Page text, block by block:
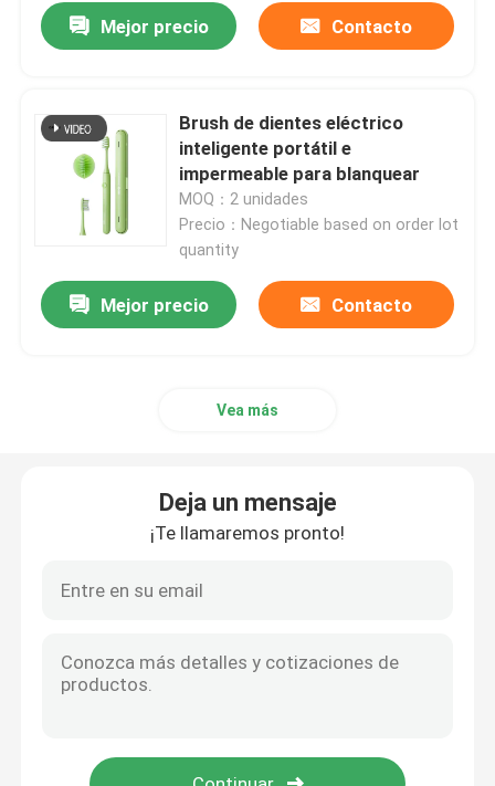
Mejor precio Contacto
Brush de dientes eléctrico
inteligente portátil e
impermeable para blanquear
MOQ：2 unidades
Precio：Negotiable based on order lot
quantity
Mejor precio Contacto
Vea más
Deja un mensaje
¡Te llamaremos pronto!